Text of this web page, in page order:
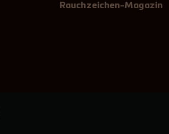
Rauchzeichen-Magazin